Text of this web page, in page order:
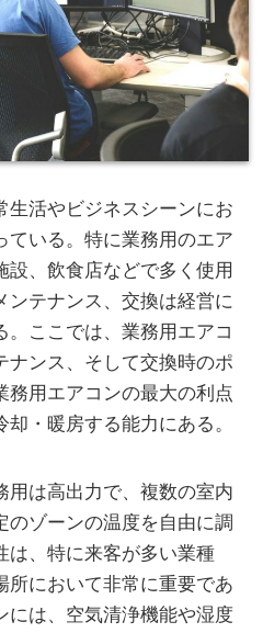
生活やビジネスシーンにお
ている。特に業務用のエア
設、飲食店などで多く使用
ンテナンス、交換は経営に
。ここでは、業務用エアコ
ナンス、そして交換時のポ
務用エアコンの最大の利点
・暖房する能力にある。
用は高出力で、複数の室内
のゾーンの温度を自由に調
は、特に来客が多い業種
所において非常に重要であ
には、空気清浄機能や湿度